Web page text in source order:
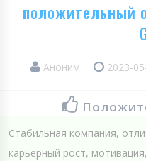
положительный
Аноним 2023-
Стабильная компания,
карьерный рост,